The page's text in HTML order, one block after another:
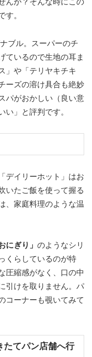
んか？そんな時にこの
す。
ブル。スーパーのチ
ているので生地の耳ま
」や「テリヤキチキ
ーズの溶け具合も絶妙
パがおかしい（良い意
い」と評判です。
デイリーホット」はお
いたご飯を使って握る
、家庭料理のような温
にぎり」 のようなシリ
くらしているのが特
圧縮感がなく、口の中
引けを取りません。パ
コーナーも覗いてみて
たてパン店舗へ行